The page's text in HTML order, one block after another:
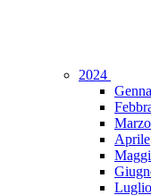
2024
Marzo
Aprile
Luglio